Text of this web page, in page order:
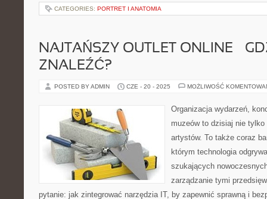
CATEGORIES: PORTRET I ANATOMIA
NAJTAŃSZY OUTLET ONLINE –
ZNALEŹĆ?
POSTED BY ADMIN CZE - 20 - 2025 MOŻLIWOŚĆ
Organizacja wydarzeń,
muzeów to dzisiaj nie
artystów. To także coraz
którym technologia
szukających
zarządzanie tymi
pytanie: jak zintegrować narzędzia IT, by zapewnić sprawną i